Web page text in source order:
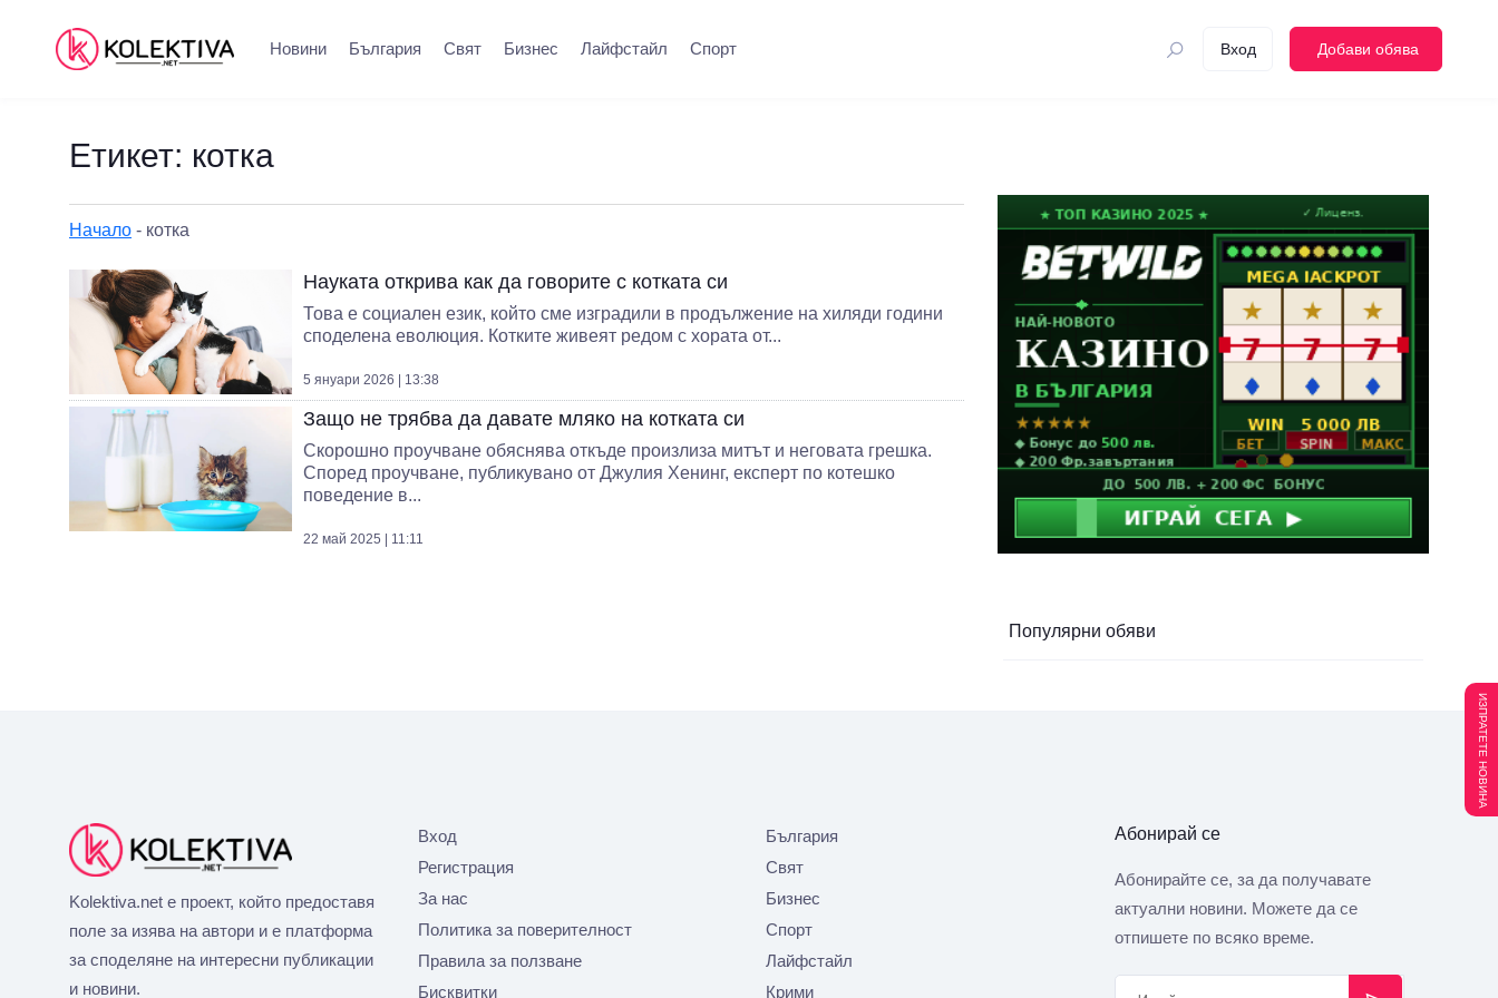
Новини България Свят Бизнес Лайфстайл Спорт Вход Добави обява
Етикет: котка
Начало - котка
Науката открива как да говорите с котката си
Това е социален език, който сме изградили в продължение на хиляди години
споделена еволюция. Котките живеят редом с хората от...
5 януари 2026 | 13:38
Защо не трябва да давате мляко на котката си
Скорошно проучване обяснява откъде произлиза митът и неговата грешка.
Според проучване, публикувано от Джулия Хенинг, експерт по котешко
поведение в...
22 май 2025 | 11:11
Популярни обяви
ИЗПРАТЕТЕ НОВИНА
Kolektiva.net е проект, който предоставя
поле за изява на автори и е платформа
за споделяне на интересни публикации
и новини.
Вход
Регистрация
За нас
Политика за поверителност
Правила за ползване
Бисквитки
България
Свят
Бизнес
Спорт
Лайфстайл
Крими
Абонирай се
Абонирайте се, за да получавате
актуални новини. Можете да се
отпишете по всяко време.